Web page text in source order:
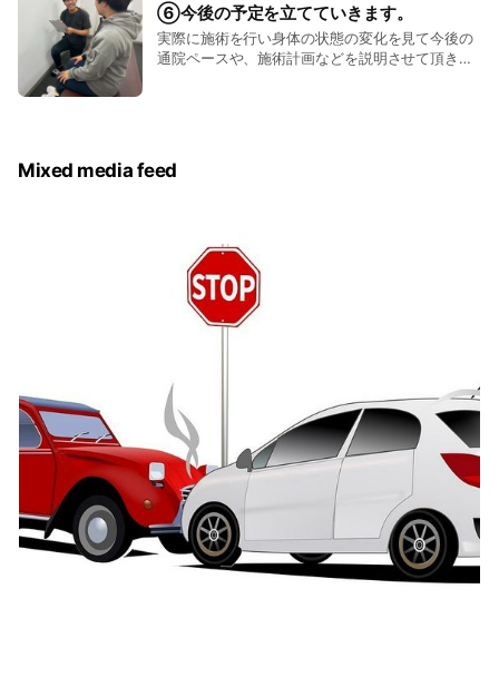
分の身体じゃないみたい」 などのお声を頂きま
す。 身体の状態が変化していく事を楽しみながら
施術を受けて頂ければと思います。
⑥今後の予定を立てていきます。
実際に施術を行い身体の状態の変化を見て今後の
通院ペースや、施術計画などを説明させて頂きま
Mixed media feed